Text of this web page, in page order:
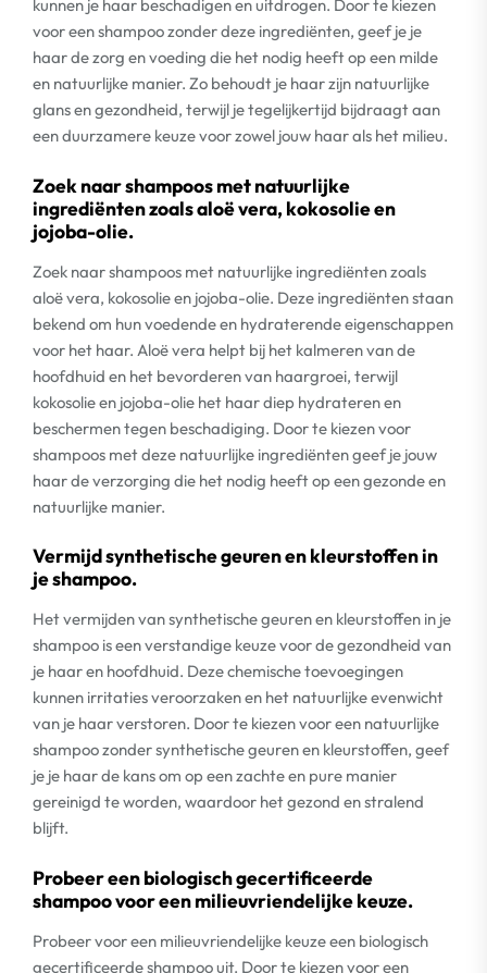
kunnen je haar beschadigen en uitdrogen. Door te kiezen
voor een shampoo zonder deze ingrediënten, geef je je
haar de zorg en voeding die het nodig heeft op een milde
en natuurlijke manier. Zo behoudt je haar zijn natuurlijke
glans en gezondheid, terwijl je tegelijkertijd bijdraagt aan
een duurzamere keuze voor zowel jouw haar als het milieu.
Zoek naar shampoos met natuurlijke
ingrediënten zoals aloë vera, kokosolie en
jojoba-olie.
Zoek naar shampoos met natuurlijke ingrediënten zoals
aloë vera, kokosolie en jojoba-olie. Deze ingrediënten staan
bekend om hun voedende en hydraterende eigenschappen
voor het haar. Aloë vera helpt bij het kalmeren van de
hoofdhuid en het bevorderen van haargroei, terwijl
kokosolie en jojoba-olie het haar diep hydrateren en
beschermen tegen beschadiging. Door te kiezen voor
shampoos met deze natuurlijke ingrediënten geef je jouw
haar de verzorging die het nodig heeft op een gezonde en
natuurlijke manier.
Vermijd synthetische geuren en kleurstoffen in
je shampoo.
Het vermijden van synthetische geuren en kleurstoffen in je
shampoo is een verstandige keuze voor de gezondheid van
je haar en hoofdhuid. Deze chemische toevoegingen
kunnen irritaties veroorzaken en het natuurlijke evenwicht
van je haar verstoren. Door te kiezen voor een natuurlijke
shampoo zonder synthetische geuren en kleurstoffen, geef
je je haar de kans om op een zachte en pure manier
gereinigd te worden, waardoor het gezond en stralend
blijft.
Probeer een biologisch gecertificeerde
shampoo voor een milieuvriendelijke keuze.
Probeer voor een milieuvriendelijke keuze een biologisch
gecertificeerde shampoo uit. Door te kiezen voor een